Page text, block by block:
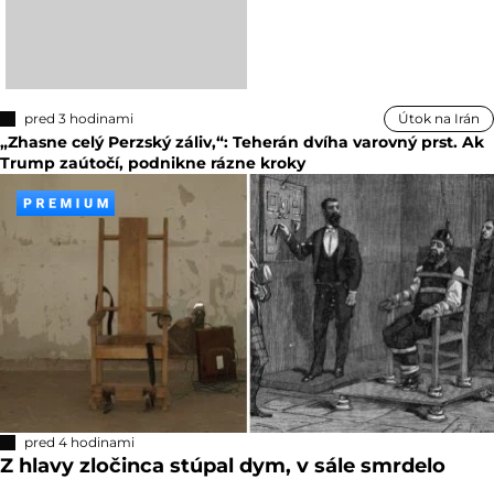
pred 3 hodinami Útok na Irán
„Zhasne celý Perzský záliv,“: Teherán dvíha varovný prst. Ak
Trump zaútočí, podnikne rázne kroky
pred 4 hodinami
Z hlavy zločinca stúpal dym, v sále smrdelo